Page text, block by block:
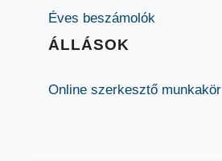
Éves beszámolók
ÁLLÁSOK
Online szerkesztő munkakör